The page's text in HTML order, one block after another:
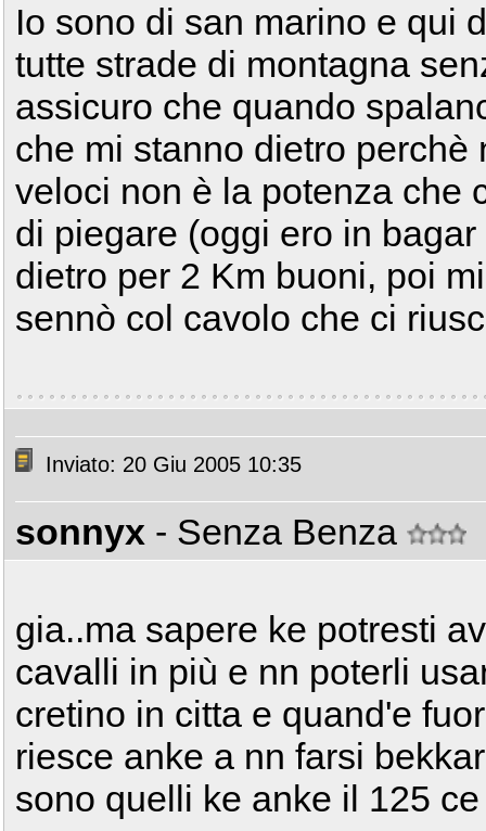
Io sono di san marino e qui
tutte strade di montagna
assicuro che quando
che mi stanno dietro perchè
veloci non è la potenza che
di piegare (oggi ero in
dietro per 2 Km buoni, poi
sennò col cavolo che ci
Inviato: 20 Giu 2005 10:35
sonnyx - Senza Benza
gia..ma sapere ke potresti
cavalli in più e nn poterli
cretino in citta e quand'e
riesce anke a nn farsi
sono quelli ke anke il 125